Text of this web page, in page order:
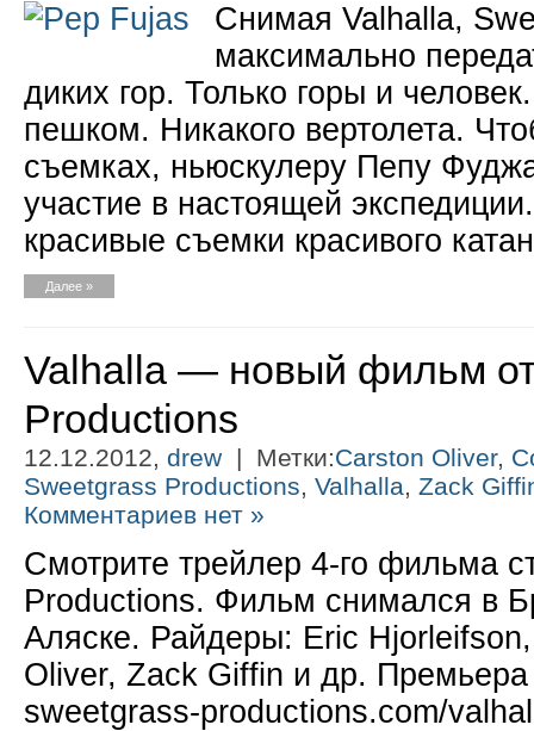
Снимая Valhalla,
максимально
диких гор. Только горы и
пешком. Никакого вертолета.
съемках, ньюскулеру Пепу
участие в настоящей
красивые съемки красивого
Далее »
Valhalla — новый фильм
Productions
12.12.2012, drew | Метки:Carston Oliver,
Sweetgrass Productions, Valhalla, Zack
Комментариев нет »
Смотрите трейлер 4-го фильма
Productions. Фильм снимался в
Аляске. Райдеры: Eric
Oliver, Zack Giffin и др.
sweetgrass-productions.com/